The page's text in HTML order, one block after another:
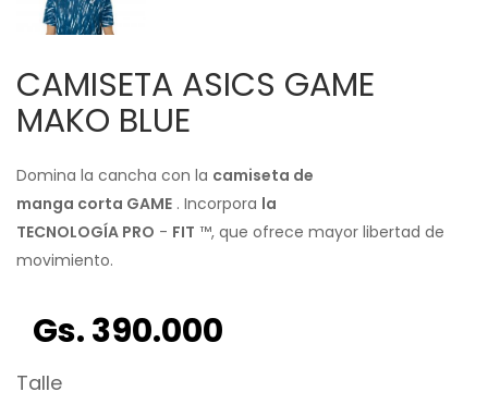
CAMISETA ASICS GAME
MAKO BLUE
Domina la cancha con la camiseta de
manga corta GAME . Incorpora la
TECNOLOGÍA PRO - FIT ™, que ofrece mayor libertad de
movimiento.
Gs. 390.000
Talle